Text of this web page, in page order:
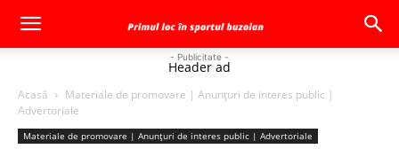
- Publicitate -
Header ad
Acasă
Materiale de promovare | Anunţuri de interes public |
Advertoriale
Materiale de promovare | Anunţuri de interes public | Advertoriale